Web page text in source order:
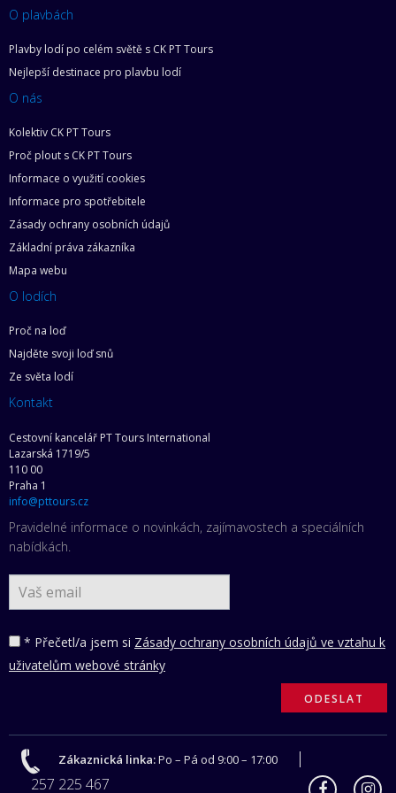
O plavbách
Plavby lodí po celém světě s CK PT Tours
Nejlepší destinace pro plavbu lodí
O nás
Kolektiv CK PT Tours
Proč plout s CK PT Tours
Informace o využití cookies
Informace pro spotřebitele
Zásady ochrany osobních údajů
Základní práva zákazníka
Mapa webu
O lodích
Proč na loď
Najděte svoji loď snů
Ze světa lodí
Kontakt
Cestovní kancelář PT Tours International
Lazarská 1719/5
110 00
Praha 1
info@pttours.cz
Pravidelné informace o novinkách, zajímavostech a speciálních
nabídkách.
* Přečetl/a jsem si Zásady ochrany osobních údajů ve vztahu k
uživatelům webové stránky
Zákaznická linka:Po – Pá od 9:00 – 17:00
257 225 467